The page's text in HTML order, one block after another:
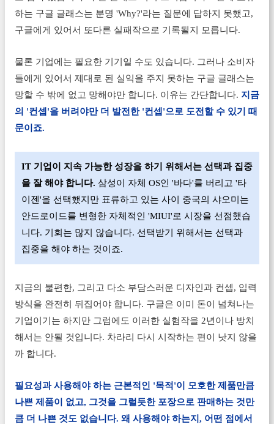
하는 구글 글래스는 분명 'Why?'라는 질문에 답하지 못했고,
구글에게 있어서 또다른 실패작으로 기록될지 모릅니다.
물론 기업에는 필요한 기기일 수도 있습니다. 그러나 소비자
들에게 있어서 제대로 된 실익을 주지 못하는 구글 글래스는
망할 수 밖에 없고 망해야만 합니다. 이유는 간단합니다. 지금
의 '컨셉'을 버려야만 더 발전한 '컨셉'으로 도전할 수 있기 때
문이죠.
IT 기업이 지속 가능한 성장을 하기 위해서는 선택과 집중
을 잘 해야 합니다. 삼성이 자체 OS인 '바다'를 버리고 '타
이젠'을 선택했지만 표류하고 있는 사이 중국의 샤오미는
안드로이드를 변형한 자체적인 'MIUI'로 시장을 선점했습
니다. 기회는 많지 않습니다. 선택받기 위해서는 선택과
집중을 해야 하는 것이죠.
지금의 불편한, 그리고 다소 부담스러운 디자인과 컨셉, 입력
방식을 완전히 뒤집어야 합니다. 구글은 이미 돈이 넘쳐나는
기업이기는 하지만 그럼에도 이러한 실험작을 2년이나 방치
해서는 안될 것입니다. 차라리 다시 시작하는 편이 낫지 않을
까 합니다.
필요성과 사용해야 하는 근본적인 '목적'이 모호한 제품만큼
나쁜 제품이 없고, 그것을 그럴듯한 포장으로 판매하는 것만
큼 더 나쁜 것도 없습니다. 왜 사용해야 하는지, 어떤 점에서